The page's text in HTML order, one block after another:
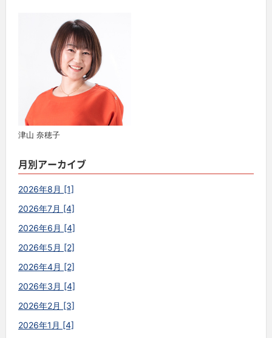
津山 奈穂子
月別アーカイブ
2026年8月 [1]
2026年7月 [4]
2026年6月 [4]
2026年5月 [2]
2026年4月 [2]
2026年3月 [4]
2026年2月 [3]
2026年1月 [4]